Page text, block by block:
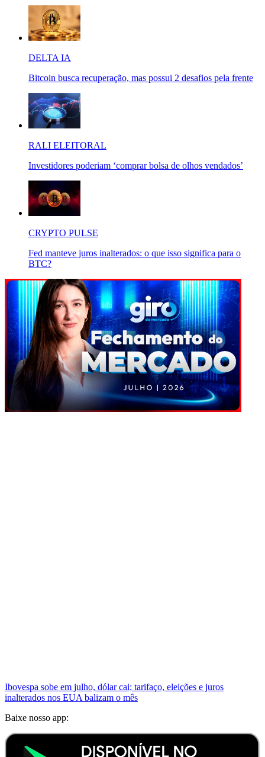
DELTA IA
Bitcoin busca recuperação, mas possui 2 desafios pela frente
RALI ELEITORAL
Investidores poderiam ‘comprar bolsa de olhos vendados’
CRYPTO PULSE
Fed manteve juros inalterados: o que isso significa para o
BTC?
Ibovespa sobe em julho, dólar cai; tarifaço, eleições e juros
inalterados nos EUA balizam o mês
Baixe nosso app: